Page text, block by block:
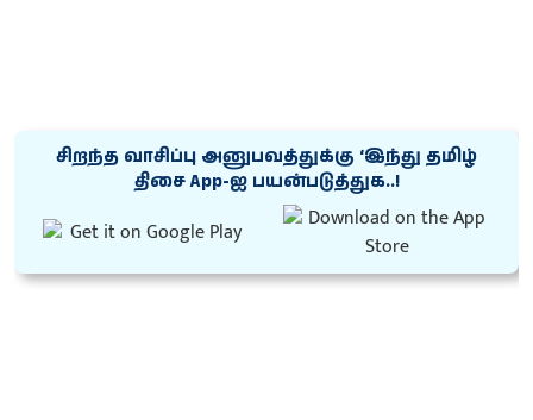
சிறந்த வாசிப்பு அனுபவத்துக்கு ‘இந்து தமிழ்
திசை App-ஐ பயன்படுத்துக..!